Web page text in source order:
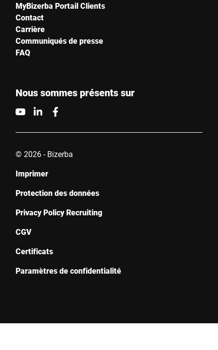
MyBizerba Portail Clients
Contact
Carrière
Communiqués de presse
FAQ
Nous sommes présents sur
© 2026 - Bizerba
Imprimer
Protection des données
Privacy Policy Recruiting
CGV
Certificats
Paramètres de confidentialité